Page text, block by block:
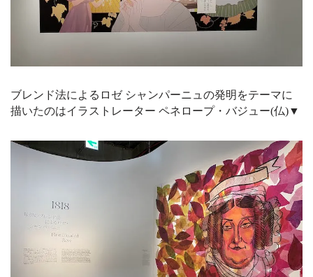
ブレンド法によるロゼ シャンパーニュの発明をテーマに
描いたのはイラストレーター ペネロープ・バジュー(仏)▼